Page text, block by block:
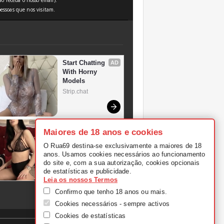
que nos visitam.
Maiores de 18 anos e cookies
O Rua69 destina-se exclusivamente a maiores de 18
anos. Usamos cookies necessários ao funcionamento
do site e, com a sua autorização, cookies opcionais
de estatísticas e publicidade.
Leia os nossos Termos
Confirmo que tenho 18 anos ou mais.
Cookies necessários - sempre activos
Cookies de estatísticas